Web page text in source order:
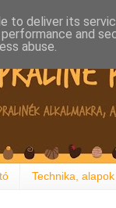
Technika, alapok
to deliver its
and
abuse.